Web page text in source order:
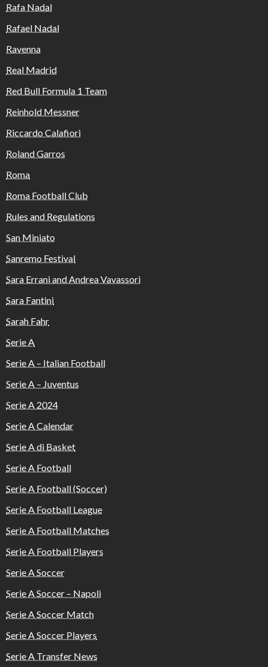
Rafa Nadal
Rafael Nadal
Ravenna
Real Madrid
Red Bull Formula 1 Team
Reinhold Messner
Riccardo Calafiori
Roland Garros
Roma
Roma Football Club
Rules and Regulations
San Miniato
Sanremo Festival
Sara Errani and Andrea Vavassori
Sara Fantini
Sarah Fahr
Serie A
Serie A – Italian Football
Serie A – Juventus
Serie A 2024
Serie A Calendar
Serie A di Basket
Serie A Football
Serie A Football (Soccer)
Serie A Football League
Serie A Football Matches
Serie A Football Players
Serie A Soccer
Serie A Soccer – Napoli
Serie A Soccer Match
Serie A Soccer Players
Serie A Transfer News